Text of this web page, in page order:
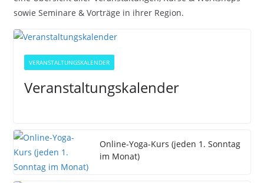
sowie Seminare & Vorträge in ihrer Region.
VERANSTALTUNGSKALENDER
Veranstaltungskalender
Online-Yoga-Kurs (jeden 1. Sonntag
im Monat)